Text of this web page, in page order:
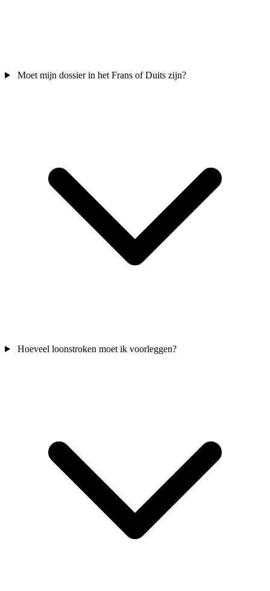
Moet mijn dossier in het Frans of Duits zijn?
Hoeveel loonstroken moet ik voorleggen?